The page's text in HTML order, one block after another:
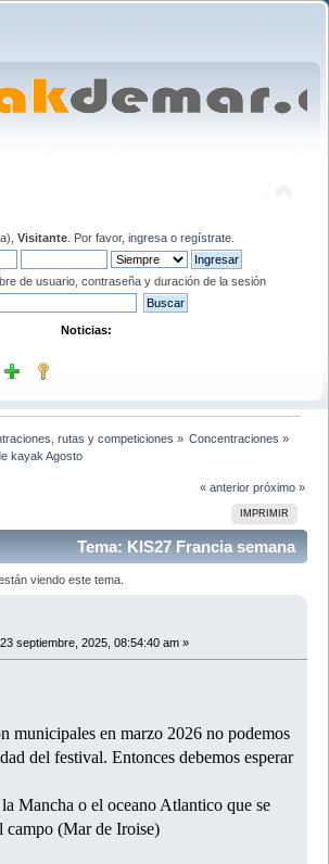
Visitante. Por favor, ingresao regístrate.
de usuario, contraseña y duración de la sesión
Noticias:
rutas y competiciones » Concentraciones »
kayak Agosto
« anterior próximo »
IMPRIMIR
Tema: KIS27 Francia semana
42677 veces)
viendo este tema.
23 septiembre, 2025, 08:54:40 am »
municipales en marzo 2026 no podemos
del festival. Entonces debemos esperar
Mancha o el oceano Atlantico que se
campo (Mar de Iroise)